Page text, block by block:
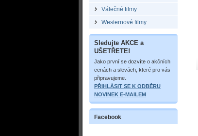
Válečné filmy
Westernové filmy
Sledujte AKCE a
UŠETŘETE!
Jako první se dozvíte o akčních
cenách a slevách, které pro vás
připravujeme.
PŘIHLÁSIT SE K ODBĚRU
NOVINEK E-MAILEM
Facebook